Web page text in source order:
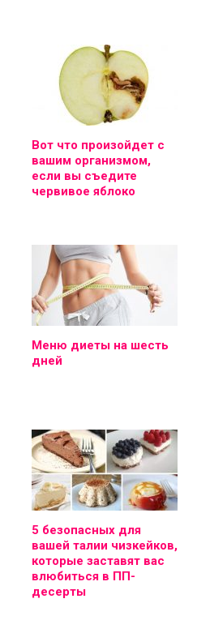
Вот что произойдет с
вашим организмом,
если вы съедите
червивое яблоко
Меню диеты на шесть
дней
5 безопасных для
вашей талии чизкейков,
которые заставят вас
влюбиться в ПП-
десерты